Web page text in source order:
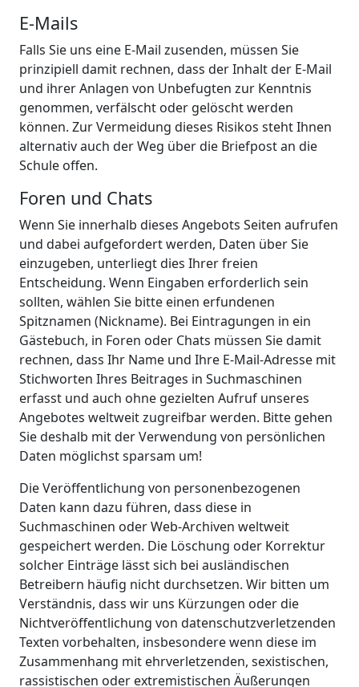
E-Mails
Falls Sie uns eine E-Mail zusenden, müssen Sie
prinzipiell damit rechnen, dass der Inhalt der E-Mail
und ihrer Anlagen von Unbefugten zur Kenntnis
genommen, verfälscht oder gelöscht werden
können. Zur Vermeidung dieses Risikos steht Ihnen
alternativ auch der Weg über die Briefpost an die
Schule offen.
Foren und Chats
Wenn Sie innerhalb dieses Angebots Seiten aufrufen
und dabei aufgefordert werden, Daten über Sie
einzugeben, unterliegt dies Ihrer freien
Entscheidung. Wenn Eingaben erforderlich sein
sollten, wählen Sie bitte einen erfundenen
Spitznamen (Nickname). Bei Eintragungen in ein
Gästebuch, in Foren oder Chats müssen Sie damit
rechnen, dass Ihr Name und Ihre E-Mail-Adresse mit
Stichworten Ihres Beitrages in Suchmaschinen
erfasst und auch ohne gezielten Aufruf unseres
Angebotes weltweit zugreifbar werden. Bitte gehen
Sie deshalb mit der Verwendung von persönlichen
Daten möglichst sparsam um!
Die Veröffentlichung von personenbezogenen
Daten kann dazu führen, dass diese in
Suchmaschinen oder Web-Archiven weltweit
gespeichert werden. Die Löschung oder Korrektur
solcher Einträge lässt sich bei ausländischen
Betreibern häufig nicht durchsetzen. Wir bitten um
Verständnis, dass wir uns Kürzungen oder die
Nichtveröffentlichung von datenschutzverletzenden
Texten vorbehalten, insbesondere wenn diese im
Zusammenhang mit ehrverletzenden, sexistischen,
rassistischen oder extremistischen Äußerungen